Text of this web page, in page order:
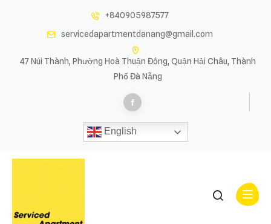
+840905987577
servicedapartmentdanang@gmail.com
47 Núi Thành, Phường Hoà Thuận Đông, Quận Hải Châu, Thành
Phố Đà Nẵng
English